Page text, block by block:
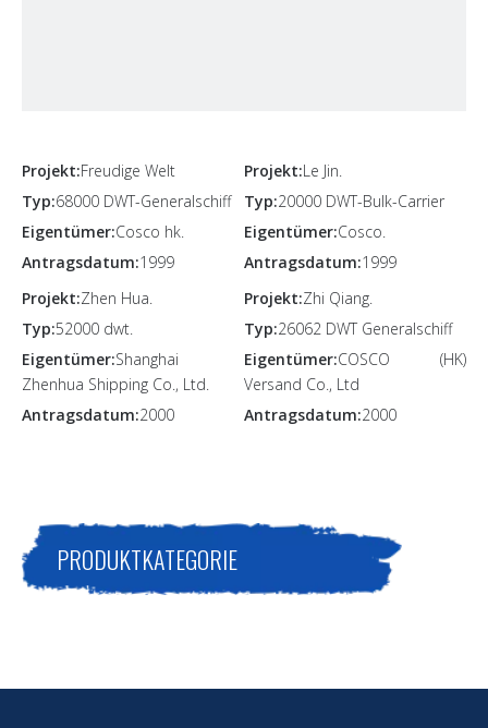
Projekt:Freudige Welt
Typ:68000 DWT-Generalschiff
Eigentümer:Cosco hk.
Antragsdatum:1999
Projekt:Le Jin.
Typ:20000 DWT-Bulk-Carrier
Eigentümer:Cosco.
Antragsdatum:1999
Projekt:Zhen Hua.
Typ:52000 dwt.
Eigentümer:Shanghai
Zhenhua Shipping Co., Ltd.
Antragsdatum:2000
Projekt:Zhi Qiang.
Typ:26062 DWT Generalschiff
Eigentümer:COSCO (HK)
Versand Co., Ltd
Antragsdatum:2000
PRODUKTKATEGORIE